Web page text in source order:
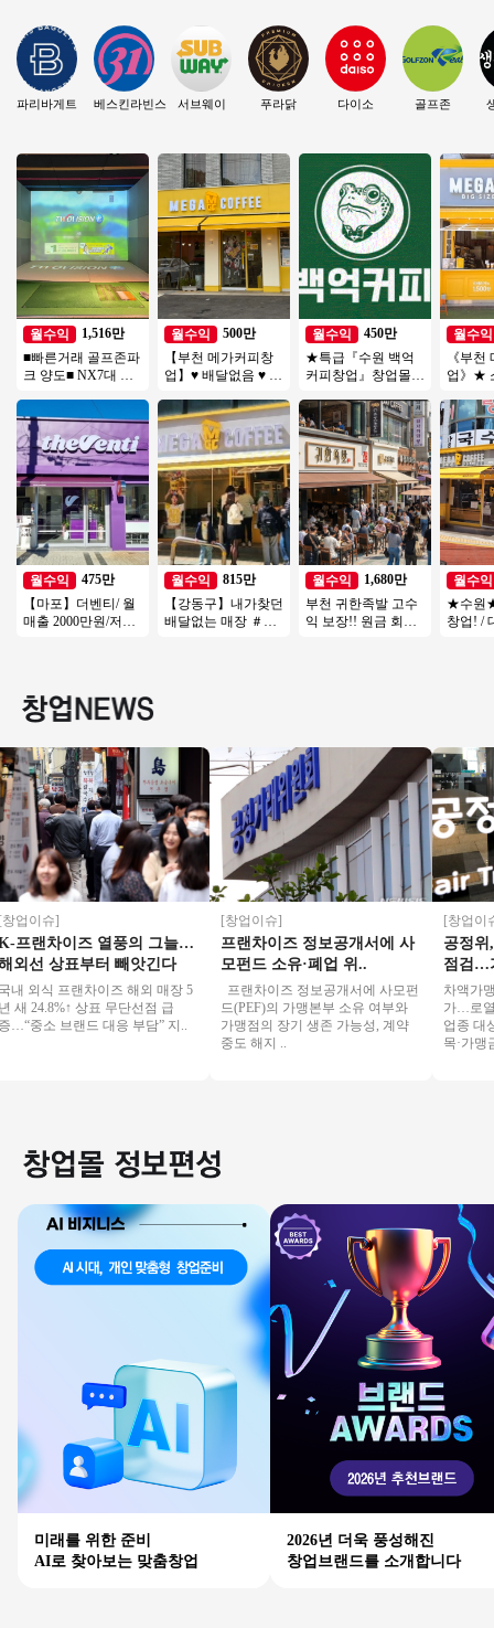
파리바게트 베스킨라빈스 서브웨이 푸라닭 다이소 골프존
월수익
1,516만
■빠른거래 골프존파
크 양도■ NX7대 듀
월수익
475만
【마포】더벤티/ 월
매출 2000만원/저렴
월수익
500만
【부천 메가커피창
업】♥ 배달없음 ♥ 수
페창업 ♥
월수익
815만
【강동구】내가찾던
배달없는 매장 ＃월
월수익
450만
★특급『수원 백억
커피창업』창업몰추
만 창업비용 1억미만
월수익
1,680만
부천 귀한족발 고수
익 보장!! 원금 회수
월수익
《부천
업》★
많은
★
월수익
★수원
창업! /
이슈]
랜차이즈 열풍의 그늘…
선 상표부터 빼앗긴다
외식 프랜차이즈 해외 매장 5
24.8%↑ 상표 무단선점 급
중소 브랜드 대응 부담” 지..
[창업이슈]
프랜차이즈 정보공개서에 사
모펀드 소유·폐업 위..
프랜차이즈 정보공개서에 사모펀
드(PEF)의 가맹본부 소유 여부와
가맹점의 장기 생존 가능성, 계약
중도 해지 ..
[창업이슈]
공정위,
점검…가
차액가맹
가…로열티
업종 대상
목·가맹금
미래를 위한 준비
AI로 찾아보는 맞춤창업
2026년 더욱 풍성해진
창업브랜드를 소개합니다